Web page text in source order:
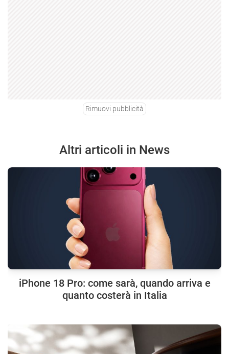
Rimuovi pubblicità
Altri articoli in News
iPhone 18 Pro: come sarà, quando arriva e
quanto costerà in Italia